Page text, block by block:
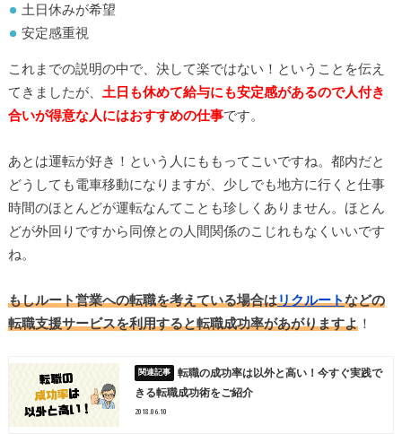
土日休みが希望
安定感重視
これまでの説明の中で、決して楽ではない！ということを伝え
てきましたが、 土日も休めて給与にも安定感があるので人付き
合いが得意な人にはおすすめの仕事です。
あとは運転が好き！という人にももってこいですね。都内だと
どうしても電車移動になりますが、少しでも地方に行くと仕事
時間のほとんどが運転なんてことも珍しくありません。ほとん
どが外回りですから同僚との人間関係のこじれもなくいいです
ね。
もしルート営業への転職を考えている場合はリクルートなどの
転職支援サービスを利用すると転職成功率があがりますよ ！
転職の成功率は以外と高い！今すぐ実践で
きる転職成功術をご紹介
2018.06.10